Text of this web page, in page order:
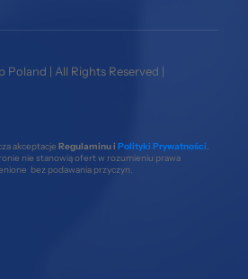
Poland | All Rights Reserved |
akceptacje Regulaminu i Polityki Prywatności
nie stanowią ofert w rozumieniu prawa
bez podawania przyczyn.